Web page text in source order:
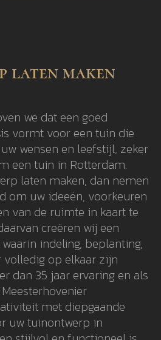
laten maken
we dat een goed
vormt voor een tuin die
wensen en leefstijl, zeker
een tuin in Rotterdam.
laten maken, dan nemen
om uw ideeën, voorkeuren
van de ruimte in kaart te
creëren wij een
indeling, beplanting,
op elkaar zijn
dan 35 jaar ervaring en als
met diepgaande
uw tuinontwerp in